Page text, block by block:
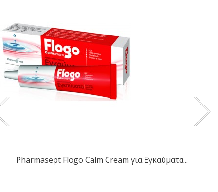
Pharmasept Flogo Calm Cream για Εγκαύματα...